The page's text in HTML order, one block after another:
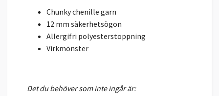
Chunky chenille garn
12 mm säkerhetsögon
Allergifri polyesterstoppning
Virkmönster
Det du behöver som inte ingår är: